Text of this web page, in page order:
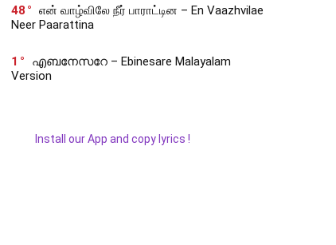
48
என் வாழ்விலே நீர் பாராட்டின – En Vaazhvilae
Neer Paarattina
1
എബനേസറേ – Ebinesare Malayalam
Version
Install our App and copy lyrics !